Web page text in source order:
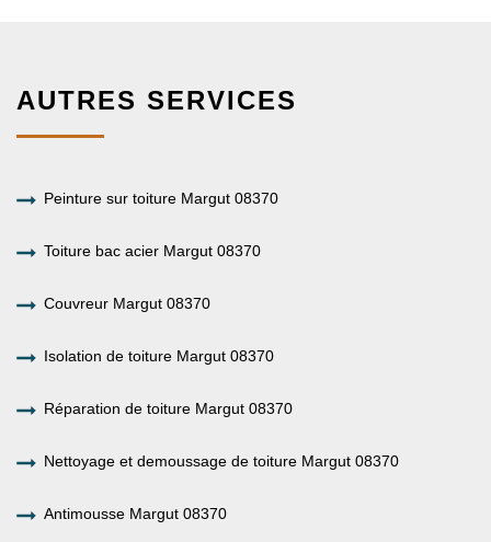
AUTRES SERVICES
Peinture sur toiture Margut 08370
Toiture bac acier Margut 08370
Couvreur Margut 08370
Isolation de toiture Margut 08370
Réparation de toiture Margut 08370
Nettoyage et demoussage de toiture Margut 08370
Antimousse Margut 08370